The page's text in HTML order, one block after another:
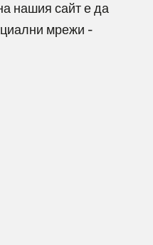
нашия сайт е да
мрежи -